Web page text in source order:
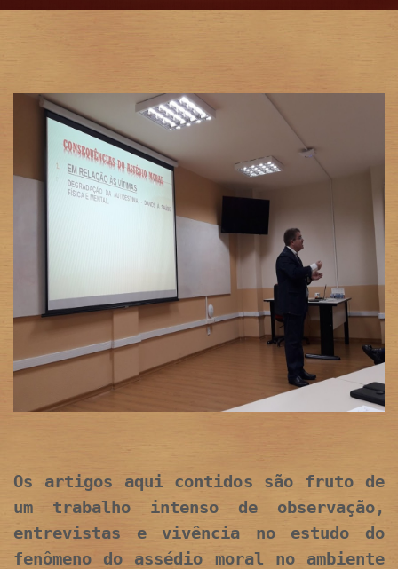
Os artigos aqui contidos são fruto de
um trabalho intenso de observação,
entrevistas e vivência no estudo do
fenômeno do assédio moral no ambiente